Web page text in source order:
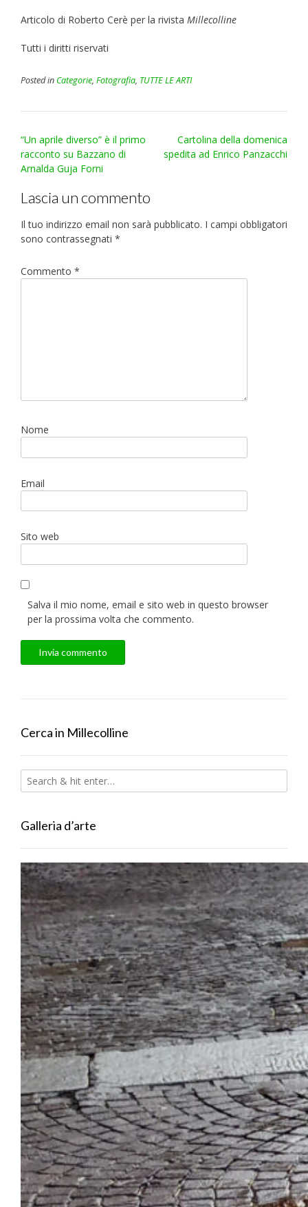
Articolo di Roberto Cerè per la rivista Millecolline
Tutti i diritti riservati
Posted in Categorie, Fotografia, TUTTE LE ARTI
Post
navigation
“Un aprile diverso” è il primo
racconto su Bazzano di
Arnalda Guja Forni
Cartolina della domenica
spedita ad Enrico Panzacchi
Lascia un commento
Il tuo indirizzo email non sarà pubblicato. I campi obbligatori
sono contrassegnati *
Commento *
Nome
Email
Sito web
Salva il mio nome, email e sito web in questo browser
per la prossima volta che commento.
Cerca in Millecolline
Galleria d’arte